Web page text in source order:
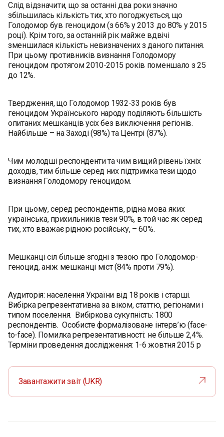
Слід відзначити, що за останні два роки значно
збільшилась кількість тих, хто погоджується, що
Голодомор був геноцидом (з 66% у 2013 до 80% у 2015
році). Крім того, за останній рік майже вдвічі
зменшилася кількість невизначених з даного питання.
При цьому противників визнання Голодомору
геноцидом протягом 2010-2015 років поменшало з 25
до 12%.
Твердження, що Голодомор 1932-33 років був
геноцидом Українського народу поділяють більшість
опитаних мешканців усіх без виключення регіонів.
Найбільше – на Заході (98%) та Центрі (87%).
Чим молодші респонденти та чим вищий рівень їхніх
доходів, тим більше серед них підтримка тези щодо
визнання Голодомору геноцидом.
При цьому, серед респондентів, рідна мова яких
українська, прихильників тези 90%, в той час як серед
тих, хто вважає рідною російську, – 60%.
Мешканці сіл більше згодні з тезою про Голодомор-
геноцид, аніж мешканці міст (84% проти 79%).
Аудиторія: населення України від 18 років і старші.
Вибірка репрезентативна за віком, статтю, регіонами і
типом поселення. Вибіркова сукупність: 1800
респондентів. Особисте формалізоване інтерв’ю (face-
to-face). Помилка репрезентативності: не більше 2,4%.
Терміни проведення дослідження: 1-6 жовтня 2015 р
Завантажити звіт (UKR)